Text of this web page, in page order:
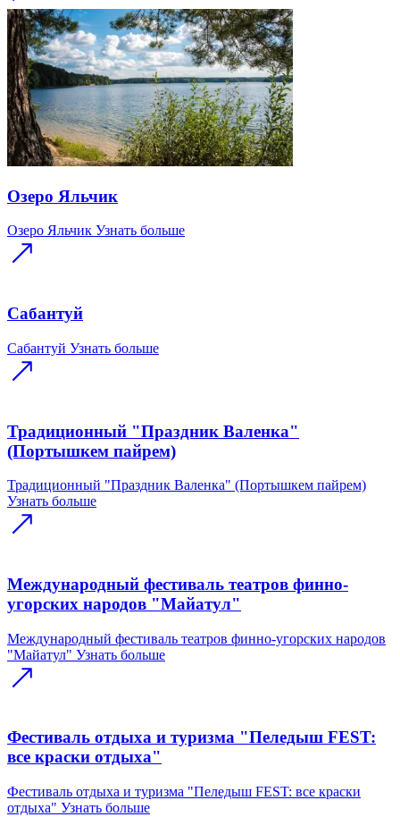
Озеро Яльчик
Озеро Яльчик Узнать больше
Сабантуй
Сабантуй Узнать больше
Традиционный "Праздник Валенка"
(Портышкем пайрем)
Традиционный "Праздник Валенка" (Портышкем пайрем)
Узнать больше
Международный фестиваль театров финно-
угорских народов "Майатул"
Международный фестиваль театров финно-угорских народов
"Майатул" Узнать больше
Фестиваль отдыха и туризма "Пеледыш FEST:
все краски отдыха"
Фестиваль отдыха и туризма "Пеледыш FEST: все краски
отдыха" Узнать больше